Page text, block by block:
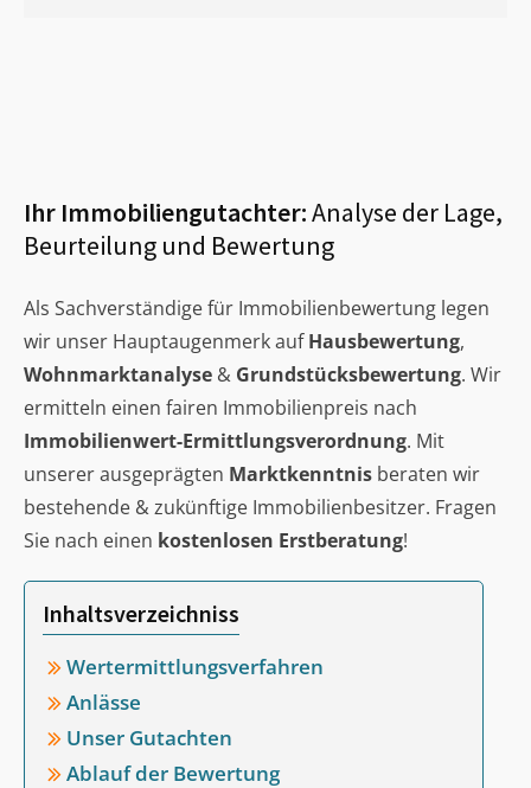
Ihr Immobiliengutachter:Analyse der Lage,
Beurteilung und Bewertung
Als Sachverständige für Immobilienbewertung legen
wir unser Hauptaugenmerk aufHausbewertung,
Wohnmarktanalyse & Grundstücksbewertung. Wir
ermitteln einen fairen Immobilienpreis nach
Immobilienwert-Ermittlungsverordnung. Mit
unserer ausgeprägten Marktkenntnis beraten wir
bestehende & zukünftige Immobilienbesitzer. Fragen
Sie nach einen kostenlosen Erstberatung!
Inhaltsverzeichniss
Wertermittlungsverfahren
Anlässe
Unser Gutachten
Ablauf der Bewertung